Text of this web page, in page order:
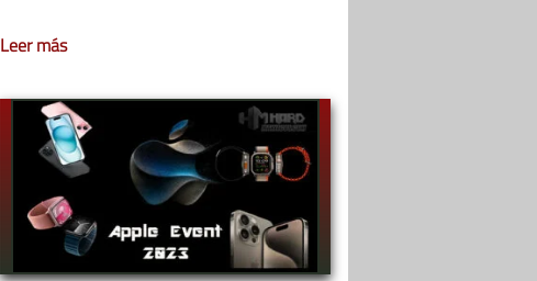
Leer más